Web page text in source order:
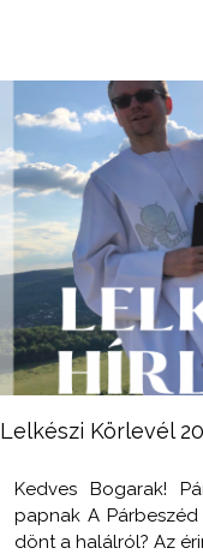
Lelkészi Körlevél
Kedves Bogarak!
papnak A
dönt a halálról? Az